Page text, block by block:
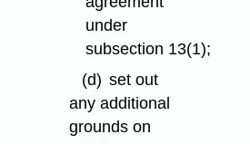
under
subsection 13(1);
(d) set out
any additional
grounds on